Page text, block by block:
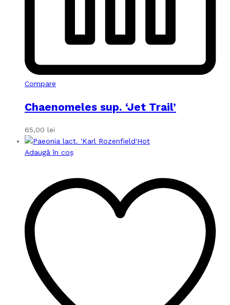
Compare
Chaenomeles sup. ‘Jet Trail’
65,00 lei
Hot
Adaugă în coș